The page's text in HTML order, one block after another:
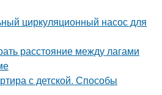
циркуляционный насос для
расстояние между лагами
с детской. Способы